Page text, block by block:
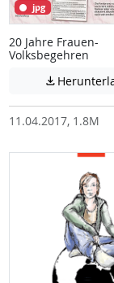
jpg
20 Jahre Frauen-
Volksbegehren

11.04.2017, 1.8M